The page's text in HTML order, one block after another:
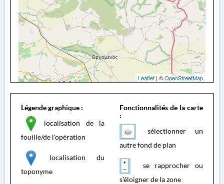
Leaflet | ©OpenStreetMap
Légende graphique :
localisation de la
fouille/de l'opération
localisation du
toponyme
Fonctionnalités de la carte
:
sélectionner un
autre fond de plan
se rapprocher ou
s'éloigner de la zone